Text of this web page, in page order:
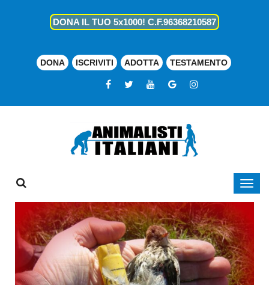
DONA IL TUO 5x1000! C.F.96368210587
DONA ISCRIVITI ADOTTA TESTAMENTO